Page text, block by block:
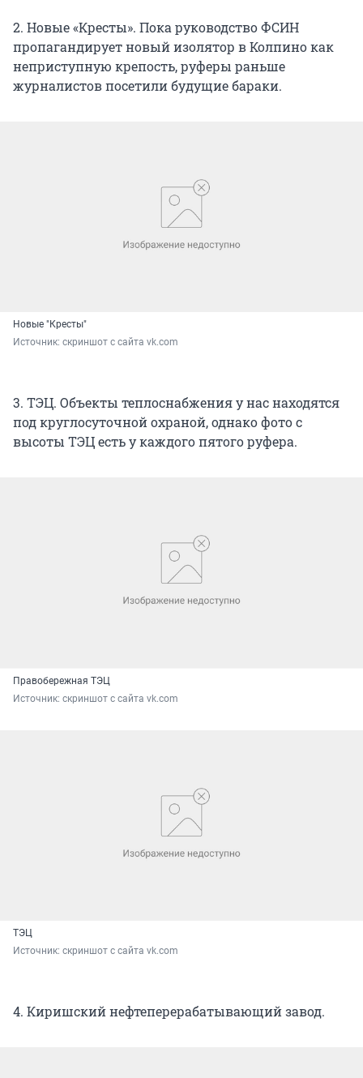
2. Новые «Кресты». Пока руководство ФСИН
пропагандирует новый изолятор в Колпино как
неприступную крепость, руферы раньше
журналистов посетили будущие бараки.
Новые "Кресты"
Источник: скриншот с сайта vk.com
3. ТЭЦ. Объекты теплоснабжения у нас находятся
под круглосуточной охраной, однако фото с
высоты ТЭЦ есть у каждого пятого руфера.
Правобережная ТЭЦ
Источник: скриншот с сайта vk.com
ТЭЦ
Источник: скриншот с сайта vk.com
4. Киришский нефтеперерабатывающий завод.